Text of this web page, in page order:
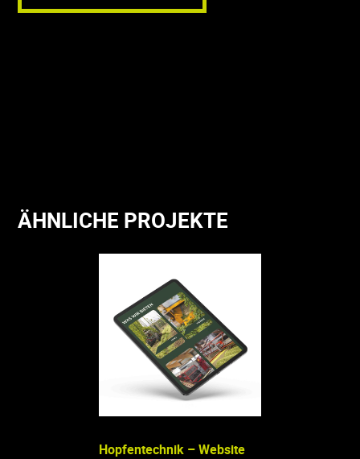
ÄHNLICHE PROJEKTE
Hopfentechnik – Website